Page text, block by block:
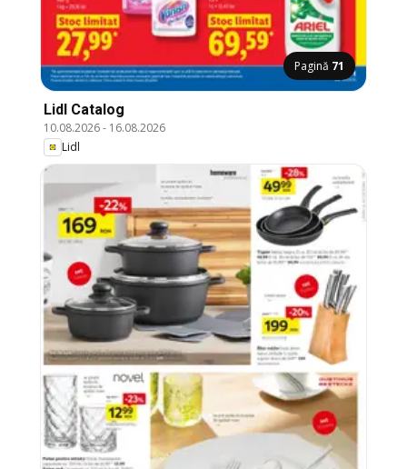
Pagină 71
Lidl Catalog
10.08.2026- 16.08.2026
Lidl